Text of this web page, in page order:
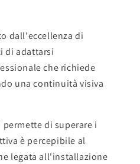
dall'eccellenza di
di adattarsi
che richiede
una continuità visiva
di superare i
è percepibile al
legata all'installazione